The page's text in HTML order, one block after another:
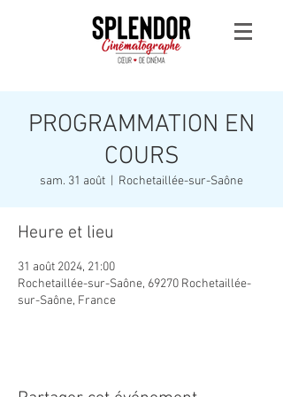
PROGRAMMATION EN
COURS
sam. 31 août Rochetaillée-sur-Saône
Heure et lieu
31 août 2024, 21:00
Rochetaillée-sur-Saône, 69270 Rochetaillée-
sur-Saône, France